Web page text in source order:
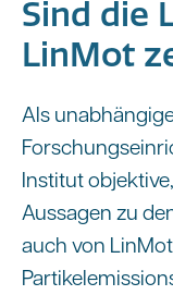
Sind die
LinMot
Als
Institut
Aussagen zu
auch von